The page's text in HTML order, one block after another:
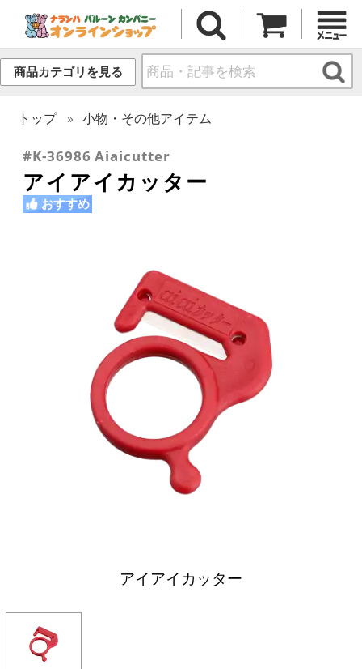
商品カテゴリを見る
トップ 小物・その他アイテム
#K-36986 Aiaicutter
アイアイカッター
おすすめ
アイアイカッター